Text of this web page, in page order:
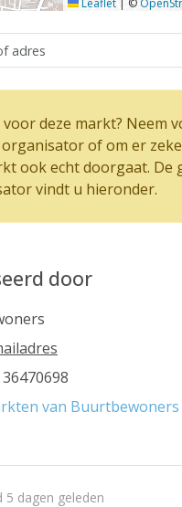
Leaflet ©
deze markt? Neem
of om er
ook echt doorgaat. De
vindt u hieronder.
door
van Buurtbewoners
5 dagen geleden